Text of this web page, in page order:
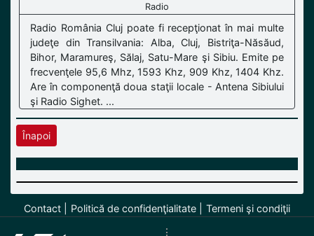
Radio
Radio România Cluj poate fi recepţionat în mai multe
judeţe din Transilvania: Alba, Cluj, Bistriţa-Năsăud,
Bihor, Maramureş, Sălaj, Satu-Mare şi Sibiu. Emite pe
frecvenţele 95,6 Mhz, 1593 Khz, 909 Khz, 1404 Khz.
Are în componenţă doua staţii locale - Antena Sibiului
şi Radio Sighet. ...
Înapoi
Contact Politică de confidenţialitate Termeni şi condiţii